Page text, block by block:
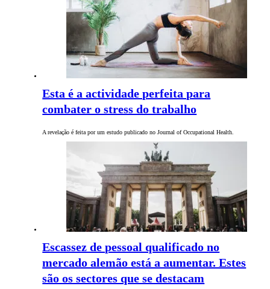
Esta é a actividade perfeita para
combater o stress do trabalho
A revelação é feita por um estudo publicado no Journal of Occupational Health.
Escassez de pessoal qualificado no
mercado alemão está a aumentar. Estes
são os sectores que se destacam